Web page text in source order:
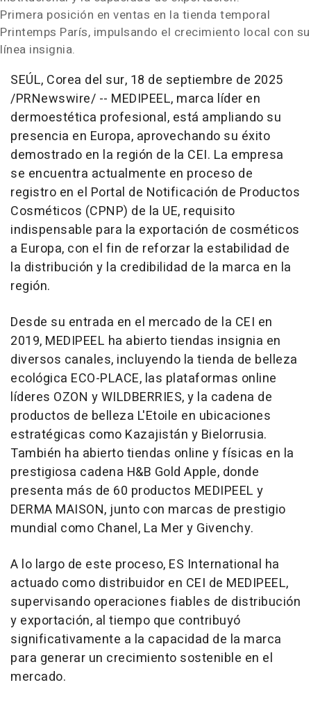
Primera posición en ventas en la tienda temporal
Printemps París, impulsando el crecimiento local con su
línea insignia.
SEÚL, Corea del sur, 18 de septiembre de 2025
/PRNewswire/ -- MEDIPEEL, marca líder en
dermoestética profesional, está ampliando su
presencia en Europa, aprovechando su éxito
demostrado en la región de la CEI. La empresa
se encuentra actualmente en proceso de
registro en el Portal de Notificación de Productos
Cosméticos (CPNP) de la UE, requisito
indispensable para la exportación de cosméticos
a Europa, con el fin de reforzar la estabilidad de
la distribución y la credibilidad de la marca en la
región.
Desde su entrada en el mercado de la CEI en
2019, MEDIPEEL ha abierto tiendas insignia en
diversos canales, incluyendo la tienda de belleza
ecológica ECO-PLACE, las plataformas online
líderes OZON y WILDBERRIES, y la cadena de
productos de belleza L'Etoile en ubicaciones
estratégicas como Kazajistán y Bielorrusia.
También ha abierto tiendas online y físicas en la
prestigiosa cadena H&B Gold Apple, donde
presenta más de 60 productos MEDIPEEL y
DERMA MAISON, junto con marcas de prestigio
mundial como Chanel, La Mer y Givenchy.
A lo largo de este proceso, ES International ha
actuado como distribuidor en CEI de MEDIPEEL,
supervisando operaciones fiables de distribución
y exportación, al tiempo que contribuyó
significativamente a la capacidad de la marca
para generar un crecimiento sostenible en el
mercado.